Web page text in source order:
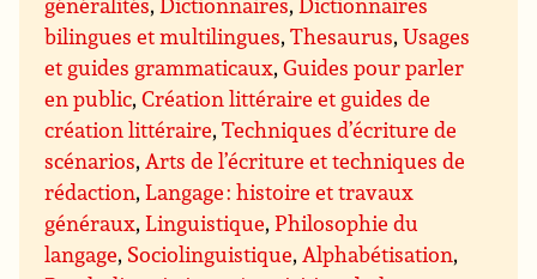
bilingues et multilingues,Thesaurus,Usages
et guides grammaticaux,Guides pour parler
en public,Création littéraire et guides de
création littéraire,Techniques d’écriture de
scénarios,Arts de l’écriture et techniques de
rédaction,Langage : histoire et travaux
généraux,Linguistique,Philosophie du
langage, Sociolinguistique,Alphabétisation,